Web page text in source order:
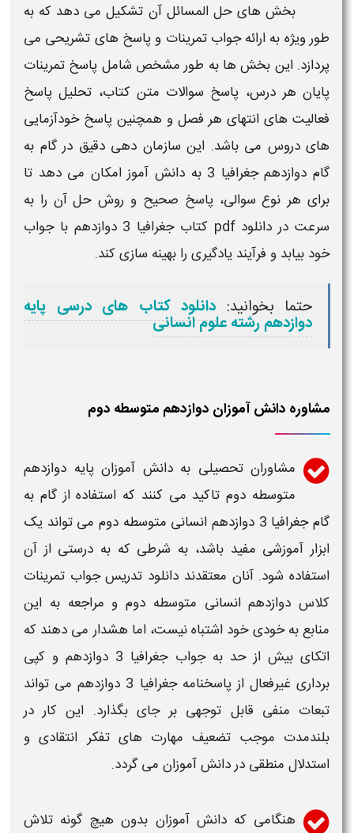
بخش های حل المسائل آن تشکیل می دهد که به
طور ویژه به ارائهجواب تمرینات و پاسخ های تشریحی می
پردازد. این بخش ها به طور مشخص شامل پاسخ تمرینات
پایان هر درس، پاسخ سوالات متن کتاب، تحلیل پاسخ
فعالیت های انتهای هر فصل و همچنین پاسخ خودآزمایی
های دروس می باشد. این سازمان دهی دقیق درگام به
گام دوازدهم جغرافیا 3
به دانش آموز امکان می دهد تا
برای هر نوع سوالی، پاسخ صحیح و روش حل آن را به
سرعت در دانلود pdf کتاب جغرافیا 3 دوازدهم با جواب
خود بیابد و فرآیند یادگیری را بهینه سازی کند.
حتما بخوانید: دانلود کتاب های درسی پایه
دوازدهم رشته علوم انسانی
مشاوره دانش آموزان دوازدهم متوسطه دوم
مشاوران تحصیلی به دانش آموزان پایه دوازدهم
متوسطه دوم تاکید می کنند که استفاده ازگام به
گام جغرافیا 3 دوازدهم انسانی متوسطه دوم
می تواند یک
ابزار آموزشی مفید باشد، به شرطی که به درستی از آن
استفاده شود. آنان معتقدند دانلود تدریس جواب تمرینات
کلاس دوازدهم انسانی متوسطه دوم و مراجعه به این
منابع به خودی خود اشتباه نیست، اما هشدار می دهند که
اتکای بیش از حد به جواب جغرافیا 3 دوازدهم
و کپی
برداری غیرفعال از پاسخنامهجغرافیا 3 دوازدهم
می تواند
تبعات منفی قابل توجهی بر جای بگذارد. این کار در
بلندمدت موجب تضعیف مهارت های تفکر انتقادی و
استدلال منطقی در دانش آموزان می گردد.
هنگامی که دانش آموزان بدون هیچ گونه تلاش